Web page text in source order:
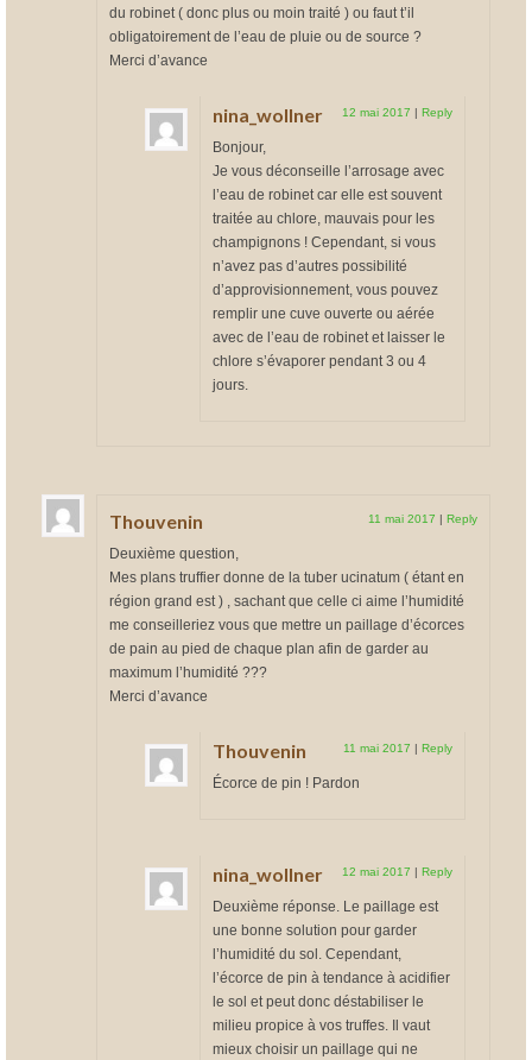
du robinet ( donc plus ou moin traité ) ou faut t’il
obligatoirement de l’eau de pluie ou de source ?
Merci d’avance
nina_wollner 12 mai 2017 Reply
Bonjour,
Je vous déconseille l’arrosage avec
l’eau de robinet car elle est souvent
traitée au chlore, mauvais pour les
champignons ! Cependant, si vous
n’avez pas d’autres possibilité
d’approvisionnement, vous pouvez
remplir une cuve ouverte ou aérée
avec de l’eau de robinet et laisser le
chlore s’évaporer pendant 3 ou 4
jours.
Thouvenin 11 mai 2017 Reply
Deuxième question,
Mes plans truffier donne de la tuber ucinatum ( étant en
région grand est ) , sachant que celle ci aime l’humidité
me conseilleriez vous que mettre un paillage d’écorces
de pain au pied de chaque plan afin de garder au
maximum l’humidité ???
Merci d’avance
Thouvenin 11 mai 2017 Reply
Écorce de pin ! Pardon
nina_wollner 12 mai 2017 Reply
Deuxième réponse. Le paillage est
une bonne solution pour garder
l’humidité du sol. Cependant,
l’écorce de pin à tendance à acidifier
le sol et peut donc déstabiliser le
milieu propice à vos truffes. Il vaut
mieux choisir un paillage qui ne